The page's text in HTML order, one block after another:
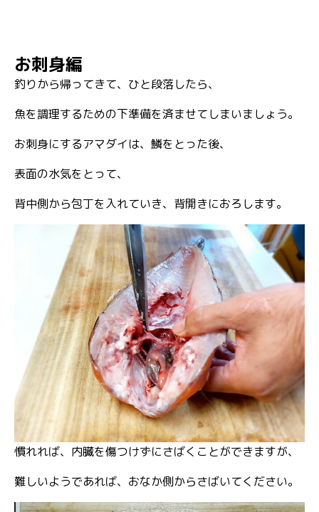
お刺身編
釣りから帰ってきて、ひと段落したら、
魚を調理するための下準備を済ませてしまいましょう。
お刺身にするアマダイは、鱗をとった後、
表面の水気をとって、
背中側から包丁を入れていき、背開きにおろします。
慣れれば、内臓を傷つけずにさばくことができますが、
難しいようであれば、おなか側からさばいてください。